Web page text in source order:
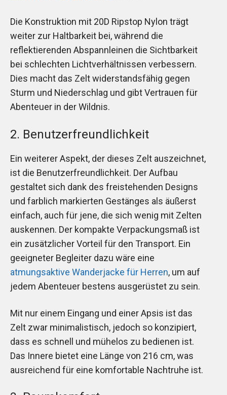
Die Konstruktion mit 20D Ripstop Nylon trägt
weiter zur Haltbarkeit bei, während die
reflektierenden Abspannleinen die Sichtbarkeit
bei schlechten Lichtverhältnissen verbessern.
Dies macht das Zelt widerstandsfähig gegen
Sturm und Niederschlag und gibt Vertrauen für
Abenteuer in der Wildnis.
2. Benutzerfreundlichkeit
Ein weiterer Aspekt, der dieses Zelt auszeichnet,
ist die Benutzerfreundlichkeit. Der Aufbau
gestaltet sich dank des freistehenden Designs
und farblich markierten Gestänges als äußerst
einfach, auch für jene, die sich wenig mit Zelten
auskennen. Der kompakte Verpackungsmaß ist
ein zusätzlicher Vorteil für den Transport. Ein
geeigneter Begleiter dazu wäre eine
atmungsaktive Wanderjacke für Herren, um auf
jedem Abenteuer bestens ausgerüstet zu sein.
Mit nur einem Eingang und einer Apsis ist das
Zelt zwar minimalistisch, jedoch so konzipiert,
dass es schnell und mühelos zu bedienen ist.
Das Innere bietet eine Länge von 216 cm, was
ausreichend für eine komfortable Nachtruhe ist.